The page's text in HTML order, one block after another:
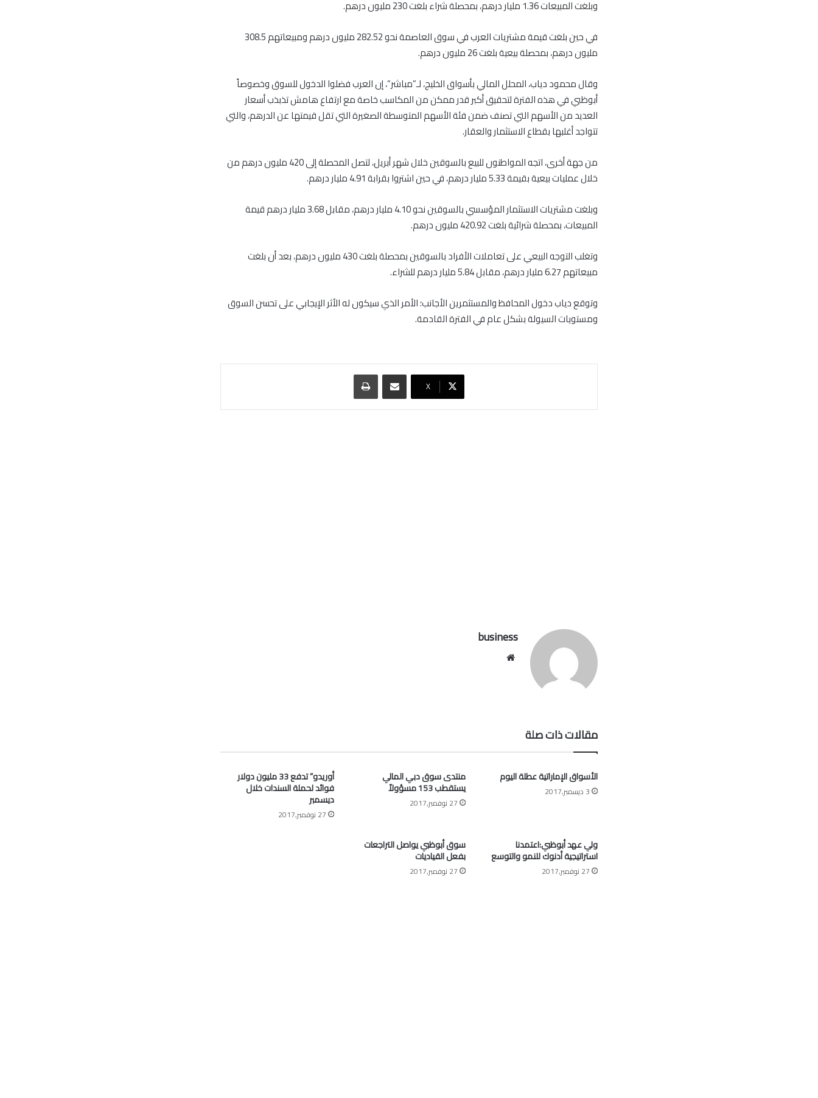
وبلغت المبيعات 1.36 مليار درهم، بمحصلة شراء بلغت 230 مليون درهم.
في حين بلغت قيمة مشتريات العرب في سوق العاصمة نحو 282.52 مليون درهم ومبيعاتهم 308.5
مليون درهم، بمحصلة بيعية بلغت 26 مليون درهم.
وقال محمود دياب، المحلل المالي بأسواق الخليج، لـ”مباشر”، إن العرب فضلوا الدخول للسوق وخصوصاً
أبوظبي في هذه الفترة لتحقيق أكبر قدر ممكن من المكاسب خاصة مع ارتفاع هامش تذبذب أسعار
العديد من الأسهم التي تصنف ضمن فئة الأسهم المتوسطة الصغيرة التي تقل قيمتها عن الدرهم، والتي
تتواجد أغلبها بقطاع الاستثمار والعقار.
من جهة أخرى، اتجه المواطنون للبيع بالسوقين خلال شهر أبريل، لتصل المحصلة إلى 420 مليون درهم من
خلال عمليات بيعية بقيمة 5.33 مليار درهم، في حين اشتروا بقرابة 4.91 مليار درهم.
وبلغت مشتريات الاستثمار المؤسسي بالسوقين نحو 4.10 مليار درهم، مقابل 3.68 مليار درهم قيمة
المبيعات، بمحصلة شرائية بلغت 420.92 مليون درهم.
وتغلب التوجه البيعي على تعاملات الأفراد بالسوقين بمحصلة بلغت 430 مليون درهم، بعد أن بلغت
مبيعاتهم 6.27 مليار درهم، مقابل 5.84 مليار درهم للشراء.
وتوقع دياب دخول المحافظ والمستثمرين الأجانب؛ الأمر الذي سيكون له الأثر الإيجابي على تحسن السوق
ومستويات السيولة بشكل عام في الفترة القادمة.
‫X
مشاركة عبر البريد طباعة
business
مقالات ذات صلة
الأسواق الإماراتية عطلة اليوم
3 ديسمبر,2017
منتدى سوق دبي المالي
يستقطب 153 مسؤولاً
27 نوفمبر,2017
أوريدو” تدفع 33 مليون دولار
فوائد لحملة السندات خلال
ديسمبر
27 نوفمبر,2017
ولي عهد أبوظبي:اعتمدنا
استراتيجية أدنوك للنمو والتوسع
27 نوفمبر,2017
سوق أبوظبي يواصل التراجعات
بفعل القياديات
27 نوفمبر,2017